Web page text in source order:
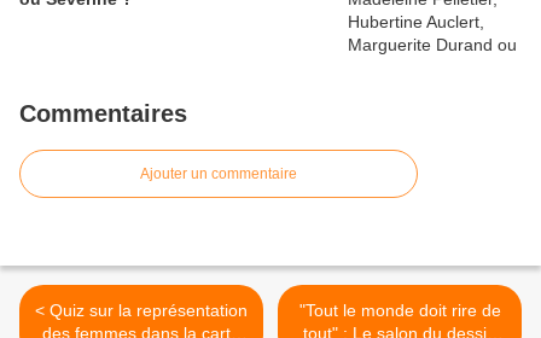
Commentaires
Ajouter un commentaire
< Quiz sur la représentation
des femmes dans la carte
"Tout le monde doit rire de
tout" : Le salon du dessin